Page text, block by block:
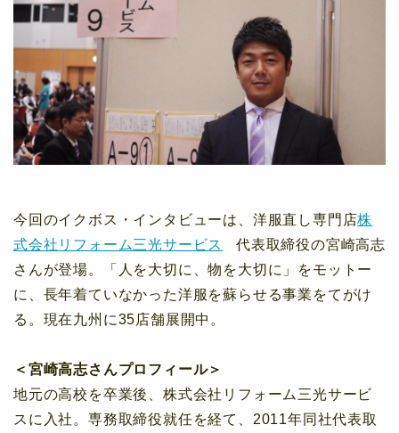
今回のイクボス・インタビューは、洋服直し専門店株
式会社リフォーム三光サービス
代表取締役の宮崎高志
さんが登場。「人を大切に、物を大切に」をモットー
に、長年着ていなかった洋服を蘇らせる事業をてがけ
る。現在九州に35店舗展開中。
＜宮崎高志さんプロフィール＞
地元の高校を卒業後、株式会社リフォーム三光サービ
スに入社。専務取締役就任を経て、2011年同社代表取